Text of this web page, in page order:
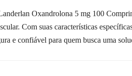
Oxandrolona 5 mg 100
Com suas características
e confiável para quem busca uma